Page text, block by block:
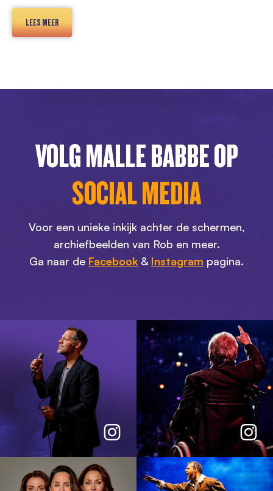
LEES MEER
VOLG MALLE BABBE OP
SOCIAL MEDIA
Voor een unieke inkijk achter de schermen,
archiefbeelden van Rob en meer.
Ga naar de Facebook & Instagram pagina.